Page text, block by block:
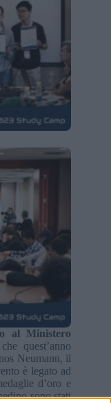
al Ministero
quest’anno
Neumann, il
è legato ad
d’oro e
sono stati